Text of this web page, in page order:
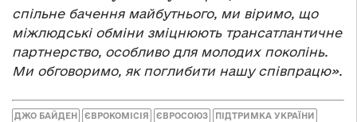
спільне бачення майбутнього, ми віримо, що
міжлюдські обміни зміцнюють трансатлантичне
партнерство, особливо для молодих поколінь.
Ми обговоримо, як поглибити нашу співпрацю».
ДЖО БАЙДЕН ЄВРОКОМІСІЯ ЄВРОСОЮЗ ПІДТРИМКА УКРАЇНИ